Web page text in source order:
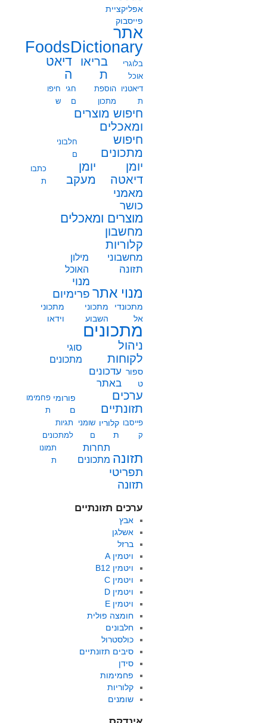
אפליקציית
פייסבוק
אתר
FoodsDictionary
בלוגרי
אוכל
בריאו
ת
דיאט
ה
דיאטניו
ת
הוספת
מתכון
חגי
ם
חיפו
ש
חיפוש מוצרים
ומאכלים
חיפוש
מתכונים
חלבוני
ם
יומן
דיאטה
יומן
מעקב
כתבו
ת
מאמני
כושר
מוצרים ומאכלים
מחשבון
קלוריות
מחשבוני
תזונה
מילון
האוכל
מנוי אתר
מנוי
פרימיום
מתכונדי
אל
מתכוני
השבוע
מתכוני
וידאו
מתכונים
ניהול
לקוחות
סוגי
מתכונים
ספור
ט
עדכונים
באתר
ערכים
תזונתיים
פורומי
ם
פחמימו
ת
פייסבו
ק
קלוריו
ת
שומני
ם
תגיות
למתכונים
תזונה
תחרות
מתכונים
תמונו
ת
תפריטי
תזונה
ערכים תזונתיים
אבץ
אשלגן
ברזל
ויטמין A
ויטמין B12
ויטמין C
ויטמין D
ויטמין E
חומצה פולית
חלבונים
כולסטרול
סיבים תזונתיים
סידן
פחמימות
קלוריות
שומנים